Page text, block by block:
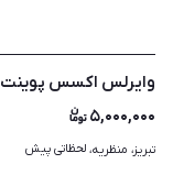
وایرلس اکسس پوینت
۵,۰۰۰,۰۰۰
تبریز، منظریه، لحظاتی پیش